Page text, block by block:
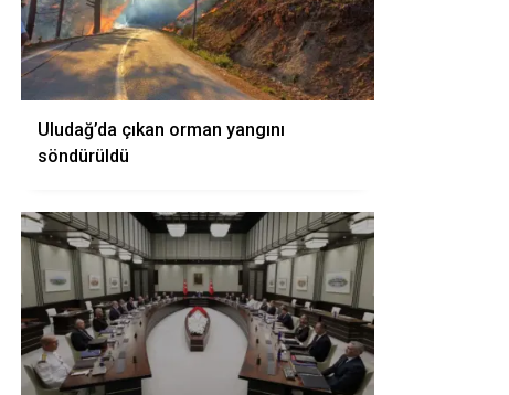
Uludağ’da çıkan orman yangını
söndürüldü